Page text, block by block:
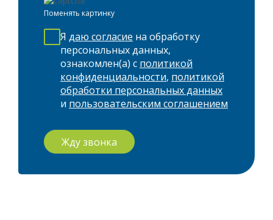
Поменять картинку
Я даю согласие на обработку
персональных данных,
ознакомлен(а) с политикой
конфиденциальности, политикой
обработки персональных данных
и пользовательским соглашением
Жду звонка